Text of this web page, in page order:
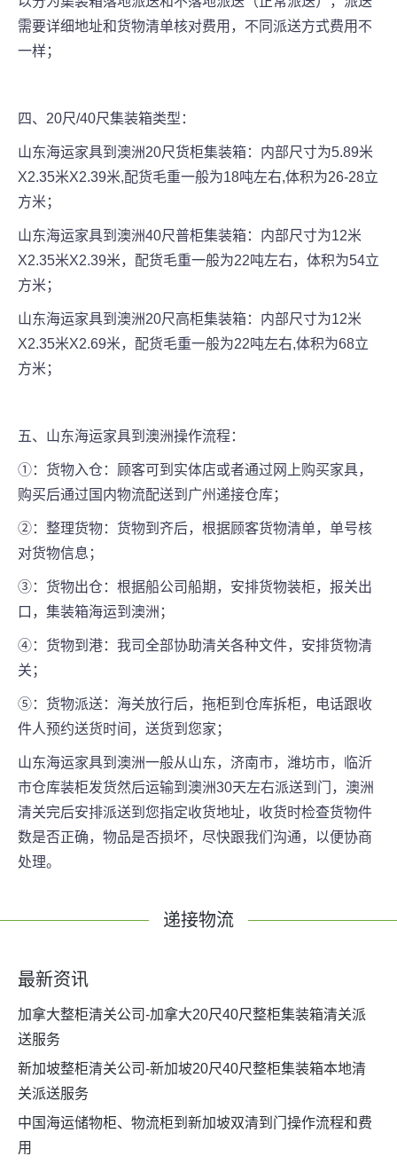
需要详细地址和货物清单核对费用，不同派送方式费用不
一样；
四、20尺/40尺集装箱类型：
山东海运家具到澳洲20尺货柜集装箱：内部尺寸为5.89米
X2.35米X2.39米,配货毛重一般为18吨左右,体积为26-28立
方米；
山东海运家具到澳洲40尺普柜集装箱：内部尺寸为12米
X2.35米X2.39米，配货毛重一般为22吨左右，体积为54立
方米；
山东海运家具到澳洲20尺高柜集装箱：内部尺寸为12米
X2.35米X2.69米，配货毛重一般为22吨左右,体积为68立
方米；
五、山东海运家具到澳洲操作流程：
①：货物入仓：顾客可到实体店或者通过网上购买家具，
购买后通过国内物流配送到广州递接仓库；
②：整理货物：货物到齐后，根据顾客货物清单，单号核
对货物信息；
③：货物出仓：根据船公司船期，安排货物装柜，报关出
口，集装箱海运到澳洲；
④：货物到港：我司全部协助清关各种文件，安排货物清
关；
⑤：货物派送：海关放行后，拖柜到仓库拆柜，电话跟收
件人预约送货时间，送货到您家；
山东海运家具到澳洲一般从山东，济南市，潍坊市，临沂
市仓库装柜发货然后运输到澳洲30天左右派送到门，澳洲
清关完后安排派送到您指定收货地址，收货时检查货物件
数是否正确，物品是否损坏，尽快跟我们沟通，以便协商
处理。
递接物流
最新资讯
加拿大整柜清关公司-加拿大20尺40尺整柜集装箱清关派
送服务
新加坡整柜清关公司-新加坡20尺40尺整柜集装箱本地清
关派送服务
中国海运储物柜、物流柜到新加坡双清到门操作流程和费
用